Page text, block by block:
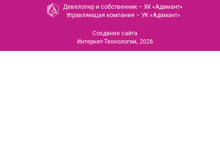
Девелопер и собственник – ХК «Адамант»
Управляющая компания – УК «Адамант»
Создание сайта
Интернет-Технологии, 2026